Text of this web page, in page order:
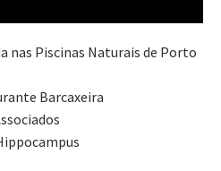
nas Piscinas Naturais de Porto
Barcaxeira